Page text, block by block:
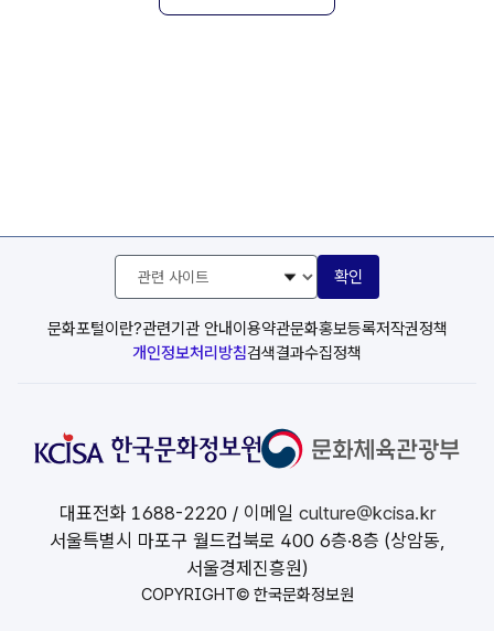
문화포털이란?관련기관 안내이용약관문화홍보등록저작권정책
개인정보처리방침검색결과수집정책
관
사
이
트
확인
대표전화 1688-2220 / 이메일 culture@kcisa.kr
서울특별시 마포구 월드컵북로 400 6층·8층 (상암동,
서울경제진흥원)
COPYRIGHT© 한국문화정보원